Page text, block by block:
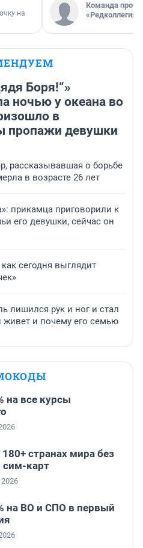
на
Команда
«Редколлегия»
Боря!“»
ночью у океана во
в
пропажи девушки
рассказывавшая о борьбе
в возрасте 26 лет
прикамца приговорили к
его девушки, сейчас он
сегодня выглядит
лишился рук и ног и стал
живет и почему его семью
на все курсы
странах мира без
сим-карт
на ВО и СПО в первый